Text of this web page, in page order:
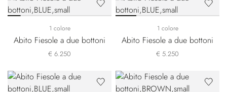
1 colore
Abito Fiesole a due bottoni
€ 6.250
1 colore
Abito Fiesole a due bottoni
€ 5.250